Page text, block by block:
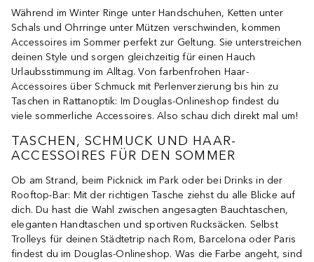
Während im Winter Ringe unter Handschuhen, Ketten unter
Schals und Ohrringe unter Mützen verschwinden, kommen
Accessoires im Sommer perfekt zur Geltung. Sie unterstreichen
deinen Style und sorgen gleichzeitig für einen Hauch
Urlaubsstimmung im Alltag. Von farbenfrohen Haar-
Accessoires über Schmuck mit Perlenverzierung bis hin zu
Taschen in Rattanoptik: Im Douglas-Onlineshop findest du
viele sommerliche Accessoires. Also schau dich direkt mal um!
TASCHEN, SCHMUCK UND HAAR-
ACCESSOIRES FÜR DEN SOMMER
Ob am Strand, beim Picknick im Park oder bei Drinks in der
Rooftop-Bar: Mit der richtigen Tasche ziehst du alle Blicke auf
dich. Du hast die Wahl zwischen angesagten Bauchtaschen,
eleganten Handtaschen und sportiven Rucksäcken. Selbst
Trolleys für deinen Städtetrip nach Rom, Barcelona oder Paris
findest du im Douglas-Onlineshop. Was die Farbe angeht, sind